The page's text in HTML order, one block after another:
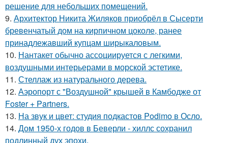
решение для небольших помещений.
9. Архитектор Никита Жиляков приобрёл в Сысерти
бревенчатый дом на кирпичном цоколе, ранее
принадлежавший купцам ширыкаловым.
10. Нантакет обычно ассоциируется с легкими,
воздушными интерьерами в морской эстетике.
11. Стеллаж из натурального дерева.
12. Аэропорт с "Воздушной" крышей в Камбодже от
Foster + Partners.
13. На звук и цвет: студия подкастов Podimo в Осло.
14. Дом 1950-х годов в Беверли - хиллс сохранил
подлинный дух эпохи.